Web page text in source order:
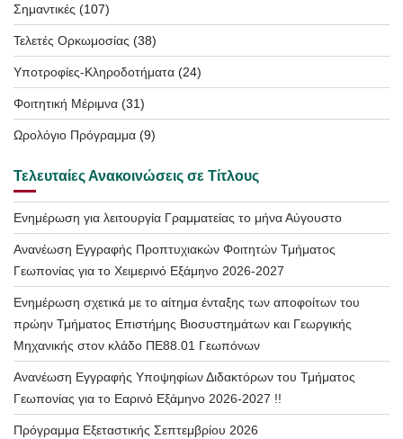
Σημαντικές (107)
Τελετές Ορκωμοσίας (38)
Υποτροφίες-Κληροδοτήματα (24)
Φοιτητική Μέριμνα (31)
Ωρολόγιο Πρόγραμμα (9)
Τελευταίες Ανακοινώσεις σε Τίτλους
Ενημέρωση για λειτουργία Γραμματείας το μήνα Αύγουστο
Ανανέωση Εγγραφής Προπτυχιακών Φοιτητών Τμήματος
Γεωπονίας για το Χειμερινό Εξάμηνο 2026-2027
Ενημέρωση σχετικά με το αίτημα ένταξης των αποφοίτων του
πρώην Τμήματος Επιστήμης Βιοσυστημάτων και Γεωργικής
Μηχανικής στον κλάδο ΠΕ88.01 Γεωπόνων
Ανανέωση Εγγραφής Υποψηφίων Διδακτόρων του Τμήματος
Γεωπονίας για το Εαρινό Εξάμηνο 2026-2027 !!
Πρόγραμμα Εξεταστικής Σεπτεμβρίου 2026